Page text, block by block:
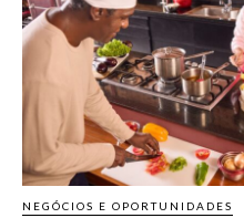
NEGÓCIOS E OPORTUNIDADES